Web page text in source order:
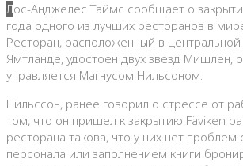
Лос-Анджелес Таймс сообщает о закрытии в декабре 2019
года одного из лучших ресторанов в
Ресторан, расположенный в
Ямтланде, удостоен двух звезд Мишлен,
управляется Магнусом Нильсоном.
Нильссон, ранее говорил о стрессе от
том, что он пришел к закрытию Fäviken
ресторана такова, что у них нет проблем
персонала или заполнением книги